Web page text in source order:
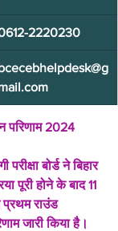
2220230
परिणाम 2024
बोर्ड ने बिहार
पूरी होने के बाद 11
राउंड
जारी किया है।